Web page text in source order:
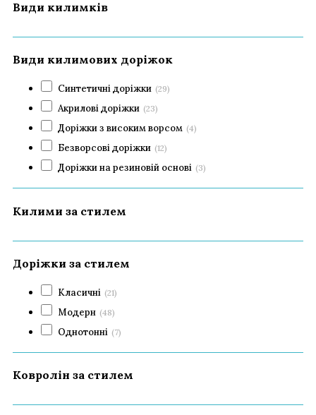
Види килимків
Види килимових доріжок
Синтетичні доріжки (29)
Акрилові доріжки (23)
Доріжки з високим ворсом (4)
Безворсові доріжки (12)
Доріжки на резиновій основі (3)
Килими за стилем
Доріжки за стилем
Класичні (21)
Модерн (48)
Однотонні (7)
Ковролін за стилем